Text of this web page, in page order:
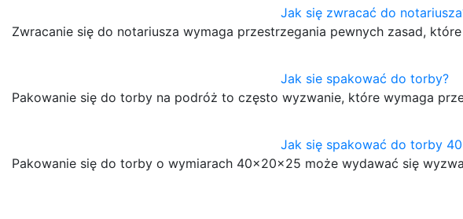
Jak się zwracać do
Zwracanie się do notariusza wymaga przestrzegania pewnych zasad,
Jak sie spakować do torby?
Pakowanie się do torby na podróż to często wyzwanie, które wymaga
Jak się spakować do torby
Pakowanie się do torby o wymiarach 40x20x25 może wydawać się